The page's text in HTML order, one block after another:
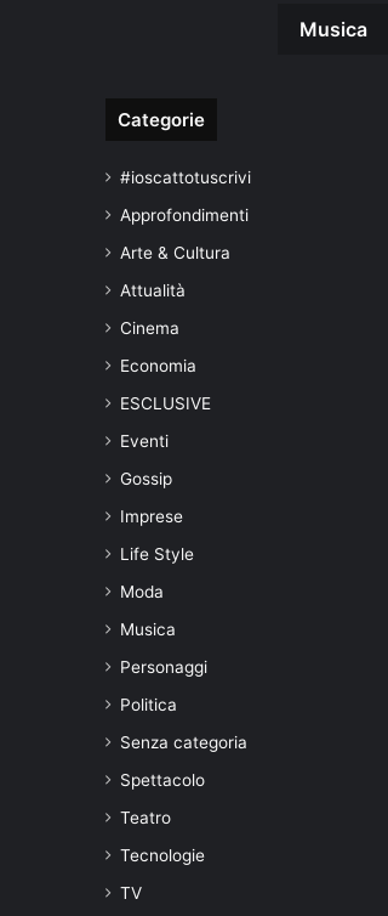
Musica
Categorie
#ioscattotuscrivi
Approfondimenti
Arte & Cultura
Attualità
Cinema
Economia
ESCLUSIVE
Eventi
Gossip
Imprese
Life Style
Moda
Musica
Personaggi
Politica
Senza categoria
Spettacolo
Teatro
Tecnologie
TV